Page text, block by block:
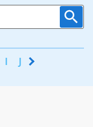
I J K